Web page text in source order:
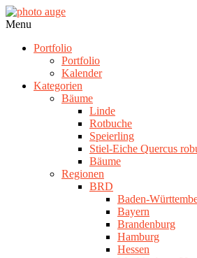
Skip
to
photo
Navigation
Menu
Portfolio
Portfolio
Kalender
Kategorien
Bäume
Linde
Rotbuche
Speierling
Stiel-Eiche Quercus
Bäume
Regionen
BRD
Baden-
Bayern
Brandenburg
Hamburg
Hessen